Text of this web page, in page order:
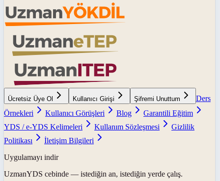
Ücretsiz Üye Ol Kullanıcı Girişi Şifremi Unuttum
Ders
Örnekleri
Kullanıcı Görüşleri Blog
Garantili Eğitim
YDS / e-YDS Kelimeleri
Kullanım Sözleşmesi
Gizlilik
Politikası
İletişim Bilgileri
Uygulamayı indir
UzmanYDS cebinde — istediğin an, istediğin yerde çalış.